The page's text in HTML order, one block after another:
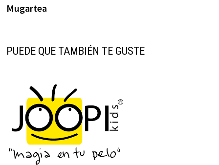
Mugartea
PUEDE QUE TAMBIÉN TE GUSTE